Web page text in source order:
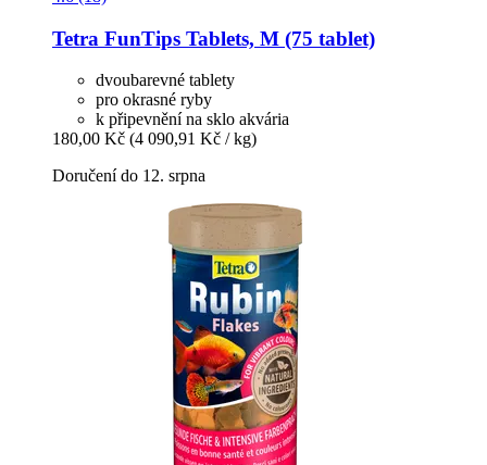
Tetra FunTips Tablets, M (75 tablet)
dvoubarevné tablety
pro okrasné ryby
k připevnění na sklo akvária
180,00 Kč (4 090,91 Kč / kg)
Doručení do 12. srpna